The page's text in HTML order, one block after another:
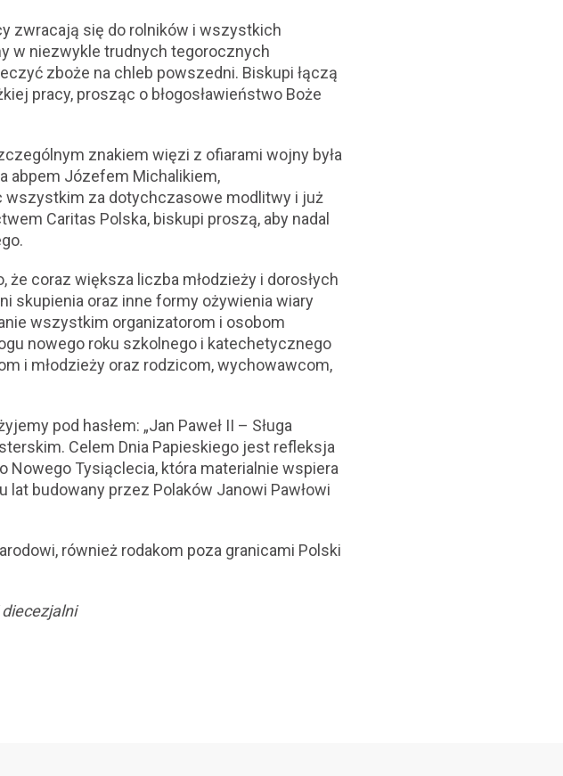
zwracają się do rolników i wszystkich
w niezwykle trudnych tegorocznych
zboże na chleb powszedni. Biskupi łączą
pracy, prosząc o błogosławieństwo Boże
znakiem więzi z ofiarami wojny była
abpem Józefem Michalikiem,
za dotychczasowe modlitwy i już
Caritas Polska, biskupi proszą, aby nadal
coraz większa liczba młodzieży i dorosłych
skupienia oraz inne formy ożywienia wiary
wszystkim organizatorom i osobom
nowego roku szkolnego i katechetycznego
i młodzieży oraz rodzicom, wychowawcom,
pod hasłem: „Jan Paweł II – Sługa
Celem Dnia Papieskiego jest refleksja
Nowego Tysiąclecia, która materialnie wspiera
budowany przez Polaków Janowi Pawłowi
również rodakom poza granicami Polski